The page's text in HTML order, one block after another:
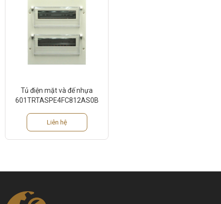
Tủ điện mặt và đế nhựa
601TRTASPE4FC812AS0B
Liên hệ